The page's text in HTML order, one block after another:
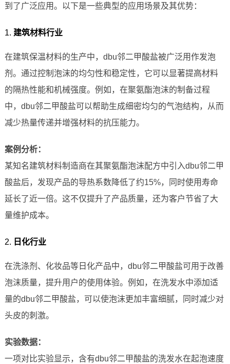
到了广泛应用。以下是一些典型的应用场景及其优势：
1. 建筑材料行业
在建筑保温材料的生产中，dbu邻二甲酸盐被广泛用作发泡
剂。通过控制泡沫的均匀性和稳定性，它可以显著提高材料
的隔热性能和机械强度。例如，在聚氨酯泡沫的制备过程
中，dbu邻二甲酸盐可以帮助生成细密均匀的气泡结构，从而
减少热量传递并增强材料的抗压能力。
案例分析：
某知名建筑材料制造商在其聚氨酯泡沫配方中引入dbu邻二甲
酸盐后，发现产品的导热系数降低了约15%，同时使用寿命
延长了近一倍。这不仅提升了产品质量，还为客户节省了大
量维护成本。
2. 日化行业
在洗涤剂、化妆品等日化产品中，dbu邻二甲酸盐可用于改善
泡沫质量，提升用户的使用体验。例如，在洗发水中添加适
量的dbu邻二甲酸盐，可以使泡沫更加丰富细腻，同时减少对
头皮的刺激。
实验数据：
一项对比实验显示，含有dbu邻二甲酸盐的洗发水在起泡速度